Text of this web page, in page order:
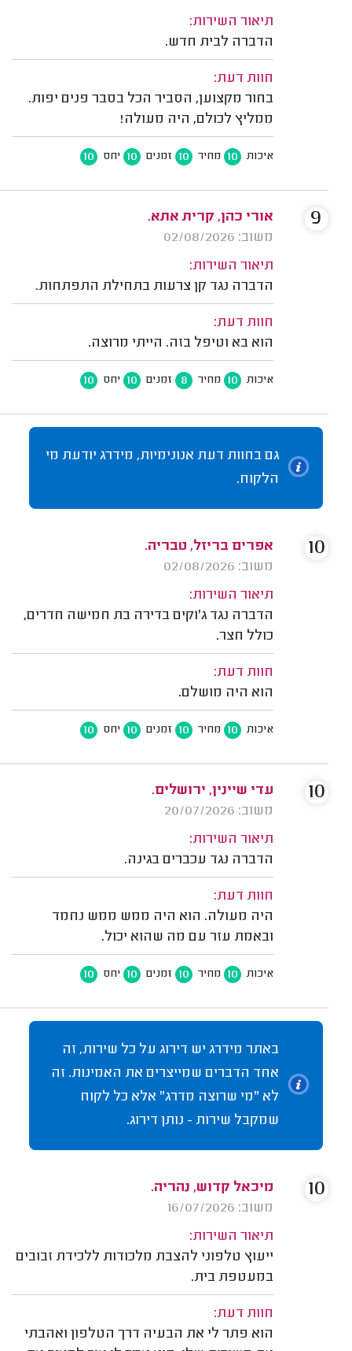
תיאור השירות:
הדברה לבית חדש.
חוות דעת:
בחור מקצוען, הסביר הכל בסבר פנים יפות.
ממליץ לכולם, היה מעולה!
איכות 10 מחיר 10 זמנים 10 יחס 10
אורי כהן, קרית אתא.
משוב: 02/08/2026
תיאור השירות:
הדברה נגד קן צרעות בתחילת התפתחות.
חוות דעת:
הוא בא וטיפל בזה. הייתי מרוצה.
איכות 10 מחיר 8 זמנים 10 יחס 10
9
גם בחוות דעת אנונימיות, מידרג יודעת מי
הלקוח.
אפרים בריזל, טבריה.
משוב: 02/08/2026
תיאור השירות:
הדברה נגד ג'וקים בדירה בת חמישה חדרים,
כולל חצר.
חוות דעת:
הוא היה מושלם.
איכות 10 מחיר 10 זמנים 10 יחס 10
10
עדי שיינין, ירושלים.
משוב: 20/07/2026
תיאור השירות:
הדברה נגד עכברים בגינה.
חוות דעת:
היה מעולה. הוא היה ממש ממש נחמד
ובאמת עזר עם מה שהוא יכול.
איכות 10 מחיר 10 זמנים 10 יחס 10
10
באתר מידרג יש דירוג על כל שירות, זה
אחד הדברים שמייצרים את האמינות. זה
לא "מי שרוצה מדרג" אלא כל לקוח
שמקבל שירות - נותן דירוג.
מיכאל קדוש, נהריה.
משוב: 16/07/2026
תיאור השירות:
ייעוץ טלפוני להצבת מלכודות ללכידת זבובים
במעטפת בית.
חוות דעת:
הוא פתר לי את הבעיה דרך הטלפון ואהבתי
10